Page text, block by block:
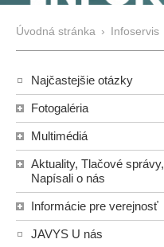
Úvodná stránka › Infoservis
Najčastejšie otázky
Fotogaléria
Multimédiá
Aktuality, Tlačové správy,
Napísali o nás
Informácie pre verejnosť
JAVYS U nás